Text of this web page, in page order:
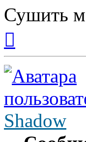
Сушить
началу
Shadow